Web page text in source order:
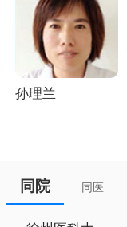
孙理兰
同院 同医